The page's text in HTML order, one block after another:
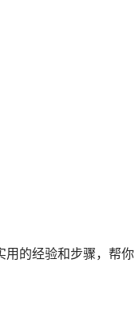
用的经验和步骤，帮你